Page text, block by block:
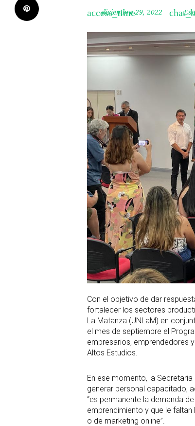
Pinterest access_time
diciembre 29, 2022
Con el objetivo de dar
fortalecer los sectores
La Matanza (UNLaM) en
el mes de septiembre el
empresarios, emprendedores
Altos Estudios.
En ese momento, la
generar personal capacitado,
“es permanente la demanda
emprendimiento y que le
o de marketing online”.